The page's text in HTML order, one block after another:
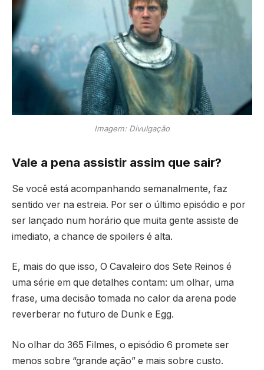
Imagem: Divulgação
Vale a pena assistir assim que sair?
Se você está acompanhando semanalmente, faz
sentido ver na estreia. Por ser o último episódio e por
ser lançado num horário que muita gente assiste de
imediato, a chance de spoilers é alta.
E, mais do que isso, O Cavaleiro dos Sete Reinos é
uma série em que detalhes contam: um olhar, uma
frase, uma decisão tomada no calor da arena pode
reverberar no futuro de Dunk e Egg.
No olhar do 365 Filmes, o episódio 6 promete ser
menos sobre “grande ação” e mais sobre custo.